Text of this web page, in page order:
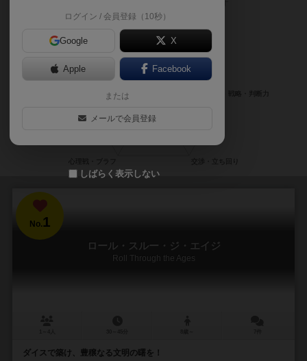
No.1
ロール・スルー・ジ・エイジ
Roll Through the Ages
ダイスで築け、豊穣なる文明の曙を！
ログイン / 会員登録（10秒）
Google X
Apple Facebook
または
メールで会員登録
しばらく表示しない